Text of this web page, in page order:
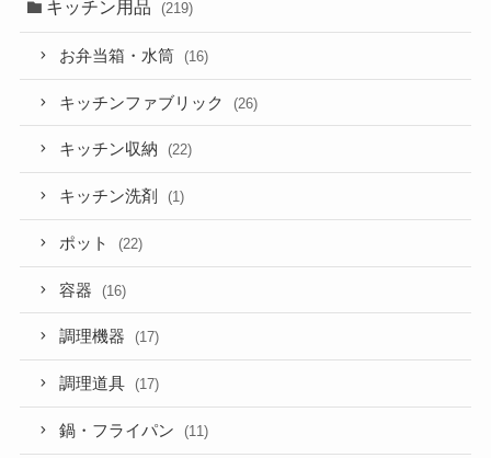
キッチン用品 (219)
お弁当箱・水筒 (16)
キッチンファブリック (26)
キッチン収納 (22)
キッチン洗剤 (1)
ポット (22)
容器 (16)
調理機器 (17)
調理道具 (17)
鍋・フライパン (11)